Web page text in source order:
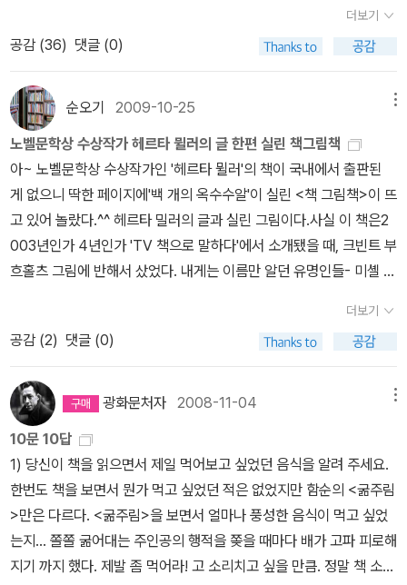
로의 야생화 일기》, 《소로의 일기》《원본 정지용 시집》릴케 / 비르기
트 하우스테트 《릴케의 베네치아 여행》로베르트 발저 《산책자》
융 《원형과 무의식》스티븐 켈러트 《잃어버린 본성을 찾아서》에르빈
슈뢰딩거 《생명이란 무엇인가·정신과 물질》크~ 다들 포스가 장난 없
다 앙리 베르그손 《의식에 직접 주어진 것들에 관한 시론》
, 《물질과 기억》, 《창조적 진화》리처드 파인만 《클래식 파인만》(천
재 물리학자 파인만의 유쾌한 모험)《 SKEPTIC 》 Vol 3(#인공지
능)대니얼 데닛 《직관 펌프 생각을 열다》파스칼 피크 외 《언어의 기
원》김원갑 《렘 콜하스의 건축》 올리버 색스 《의식의 강》
미셸 푸코 《감시와 처벌》, 《성의 역사》2피에르 부르디외
플랜》쇼펜하우어《논쟁에서 이기는 38가지 방법》로버트 레빈《시간
은 어떻게 인간을 지배하는가》 미셸푸코 《지식의 고고학》앤
소니 기든스《현대 사회의 성·사랑·에로티시즘》롤랑 바르트《이미지와
글쓰기》프레이저《황금가지》스베틀라나 알렉시예비치《전쟁은 여자
의 얼굴을 하지 않았다》에리히 프롬《소유냐 존재냐》우리 집 반려식
물 산세베리아 우정 출연 일단 이걸로 끝.완전 녹색도 있지만 제
관점에서 녹색 도서로 볼 만하다 싶은 것으로 모았어요.내가 가진 옛
날 판본이 없는 건 최신판으로 올려서 읭? 녹색이 아니잖아! 하는 게
있어요.후아... 이거 다 정리하느라 4시간 걸리고 여기 올리느라 또 1
시간 소요-_-)...즐거우셨음? 난 죽겠음. 아, 배고파. 이거 정리 한 번
할 때마다 이 소리 나온다;;여러분도 한 번 해 보시죠^~^)? 책 먼지도
견 - 개구리와 공장장모임에 오지 않으면 읽지 않을 스타일이지만 읽
고 나누니 다른 풍성함이 있다.손수건의 역할!/ 밥은 먹었니!/ 오늘 어
땠어!그 당시 5월에는 모든 게 아름다웠다.“.... 선술집의 늙은 어부들
은 아름답게 추레했다. 어부들의 수염은 마구 뒤엉켜 들러붙어 있었
다. 어부들은 술을 마시며 쉰 목소리로 아름다운 해적 노래를 불렀다.
나는 그들이 언제까지나 쉰목소리로 아름다운 노래를 불렀으면 하고
바랐다. 그들은 아름답고 지저분한 손으로 테이블을... ...그때 5월의
흑해 바닷가에서는 또한 모든 게 아름다웠다. 그래, 나는 잊었다. 그때
는 너도 아름다웠다는 것을. 혹시 너는 알고 있을지도 모른다. 내가 이
따금 빈 우편엽서를 너에게 보냈던 것을. 그것들은 아름다웠다.”아름
다워야 한다와 아름다움의 차이 - 김농사, 해초 추위, 어부의 당당함,
인 민중의 삶이 아름다워야 한다라는 것이 아니다. 학습된 아름다움
이 아니다.유년의 기억에 대해 - 현실과 이상이 뒤섞여있다. 떠나고
싶다라는 질곡과 향수, 되먹임이 낳은 상황들. 그래 나는 잊었다. 그래
서 아름다움은 불쑥 관계를 뚫고 솟아오르는 것이다.기억의 불안정성
- 나의 감각-타인의 기억/최선을 다함-없어서 못 준 것이다.유아교
육, 나3너1엄지1, 모범적인, 좋은부모, 인격체, 양육쇼크, 부모자격시
험이 아니라 되어가는 것.
관계맺는 능력(모성애라고 표현하기보다도
회피하고 싶어하는 것.)이 부족해진다. 미국파티마 사건. 사이버 양육
게임인데 아이들을 방치하여 굶어죽인 사건. 육아노동이 빈부차이에
만 제목은 익히 들어 알고 있는 책. 올 가을에 부지런히 읽어야겠다.책
그림책 헤르타 뮐러.밀란 쿤데라 외 지음, 크빈트 부흐홀츠 그림, 장희
문학상 수상자인 헤르타 뮐러, 또 다른 작가들이 함께 만든 작품이다.
제목 역시 마음에 쏙 들어 얼른 구매해야겠다.파이 이야기 얀 마텔 지
음, 공경희 옮김 / 작가정신 / 2004년 11월 '파트릭 모디아노'의 책
중에서[우리 아빠는 엉뚱해] 책은 무척 재미있을 것 같다. 장 자크 상
빼의 그림도 매력적이라 더더욱 ^^우리 아빠는 엉뚱해 파트릭 모디아
노 지음, 이세욱 옮김, 장 자크 상뻬 그림 / 별천지(열린책들) / 2009
년 11월그 이외에도 '카를로스 푸엔테스'와 '아씨아 제바르'의 책도 관
심이 된다.'로베르토 볼라뇨'의 책이야 워낙 인기 만점이고 ^^ 2008
면 다 읽어보고 싶지만, 일단 눈여겨본 책들만 담아보련다.1970년대
이전 작품들은 지금 영원한 스테디셀러이자 고전으로 자리매김한 듯
보인다. 최근 10-20년 노벨문학상 수상이 된 작품 역시 50여년이 지
나면 그렇게 될까 궁금해진다.내가 가장 원하는 건 우리나라 작가들
이 노벨문학상을 수상하게 되는 것이다.언제쯤 꿈이 이뤄질까? 아래
는 황석영 작가님과 고은 작가님의 책들이다.
왠 우연!다카무라 가오루씨의 리오우 개정판 출간 되었습니다!마크스
의 산보다 읽기 쉬울거라고 편집자가 말했으니, 이건 믿으셔도 됩니
다^^ ㅎㅎ개인적으로 표지가 아주 마음에 드는데요~실제로 보면 더
이쁠 것 같아요 ㅎㅎ독일의 의사이자 코미디언인 에카르트 폰 히르슈
하우젠이 쓴, 행복에 대한 상식을 깨는 책이다. 의술 없이도 사람들을
건강하게 만들 줄 아는 저자는 유쾌하고 에너지 넘치게 살아가는 법
을 차근차근 일러준다. 행복을 좇는 것이 아니라 행복이 스스로 찾아
오게끔 하라고 조언하며, 행복을 ‘공동의 행복’ ‘우연의 행복’ ‘순간의
행복’ ‘자기극복의 행복’ ‘충만한 행복’으로 분류해 우리가 스스로 행
복해질 수 있는 다양하고 기발한 방법에 대해 말한다.독일 소설은...
사실 좀 지루한 면이 없잖아 있는데, 그건 어째서 일까요?이건 소설
은 아니니 재밌게 읽을 수 있을지도! 과학적 두뇌 계발 그림 그리기 퍼
즐. 어른들에게 인기 있는 스도쿠가 아이들을 위한 그림 그리기 퍼즐
리면서 사고력과 집중력을 키우고, 그림을 좋아하는 아이라면 아이가
원하는 대로 색을 칠하면서 예술적 추상사고를 갖게 된다.스도쿠 좋
아하는데.. ㅎㅎ 집에서 책도 사다놓고 심심할때마다 하긴 합니다. 에
도쿠라.. 제목에서 바로 느낌이 오네요 ㅎㅎ (에는 일본어로 그림이라
는 뜻이 있습니다.)요시다 슈이치의 베스트 컬렉션이 나왔습니다!저
는 작가이름이랑 사요나라 사요나라, 동경만경정도 아는 정도? 검색
해보니 엄청난 다작을 ...!이젠 교양수학에도 변화가 필요하다. 알기
쉬운 교양수학 전도사로 소문이 난 이광연 교수가 이번에는 고사성어
더보기
공감 (36) 댓글 (0)
순오기 2009-10-25
노벨문학상 수상작가 헤르타 뮐러의 글 한편 실린 책그림책
아~ 노벨문학상 수상작가인 '헤르타 뮐러'의 책이 국내에서 출판된
게 없으니 딱한 페이지에'백 개의 옥수수알'이 실린 <책 그림책>이 뜨
고 있어 놀랐다.^^ 헤르타 밀러의 글과 실린 그림이다.사실 이 책은2
003년인가 4년인가 'TV 책으로 말하다'에서 소개됐을 때, 크빈트 부
흐홀츠 그림에 반해서 샀었다. 내게는 이름만 알던 유명인들- 미셸 투
것도 즐거웠지만 그림에더 빠졌던 책이다. 그래서 크빈트 부흐홀츠가
그린 '검은 고양이 네로' 책과, 책에 실린 삽화그림 엽서를 받았을 때
너무 행복했었다. ^^아직 내가 갖지 못한 '그림 속으로 떠난 여행'도
궁금하다. 책그림책과 똑같지는 않지만 비슷한 듯...
더보기
공감 (2) 댓글 (0)
광화문처자 2008-11-04
10문 10답
1) 당신이 책을 읽으면서 제일 먹어보고 싶었던 음식을 알려 주세요.
한번도 책을 보면서 뭔가 먹고 싶었던 적은 없었지만 함순의 <굶주림
>만은 다르다. <굶주림>을 보면서 얼마나 풍성한 음식이 먹고 싶었
는지... 쫄쫄 굶어대는 주인공의 행적을 쫒을 때마다 배가 고파 피로해
지기 까지 했다. 제발 좀 먹어라! 고 소리치고 싶을 만큼. 정말 책 소개